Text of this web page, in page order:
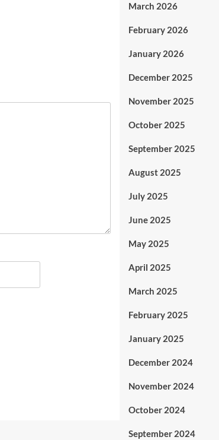
March 2026
February 2026
January 2026
December 2025
November 2025
October 2025
September 2025
August 2025
July 2025
June 2025
May 2025
April 2025
March 2025
February 2025
January 2025
December 2024
November 2024
October 2024
September 2024